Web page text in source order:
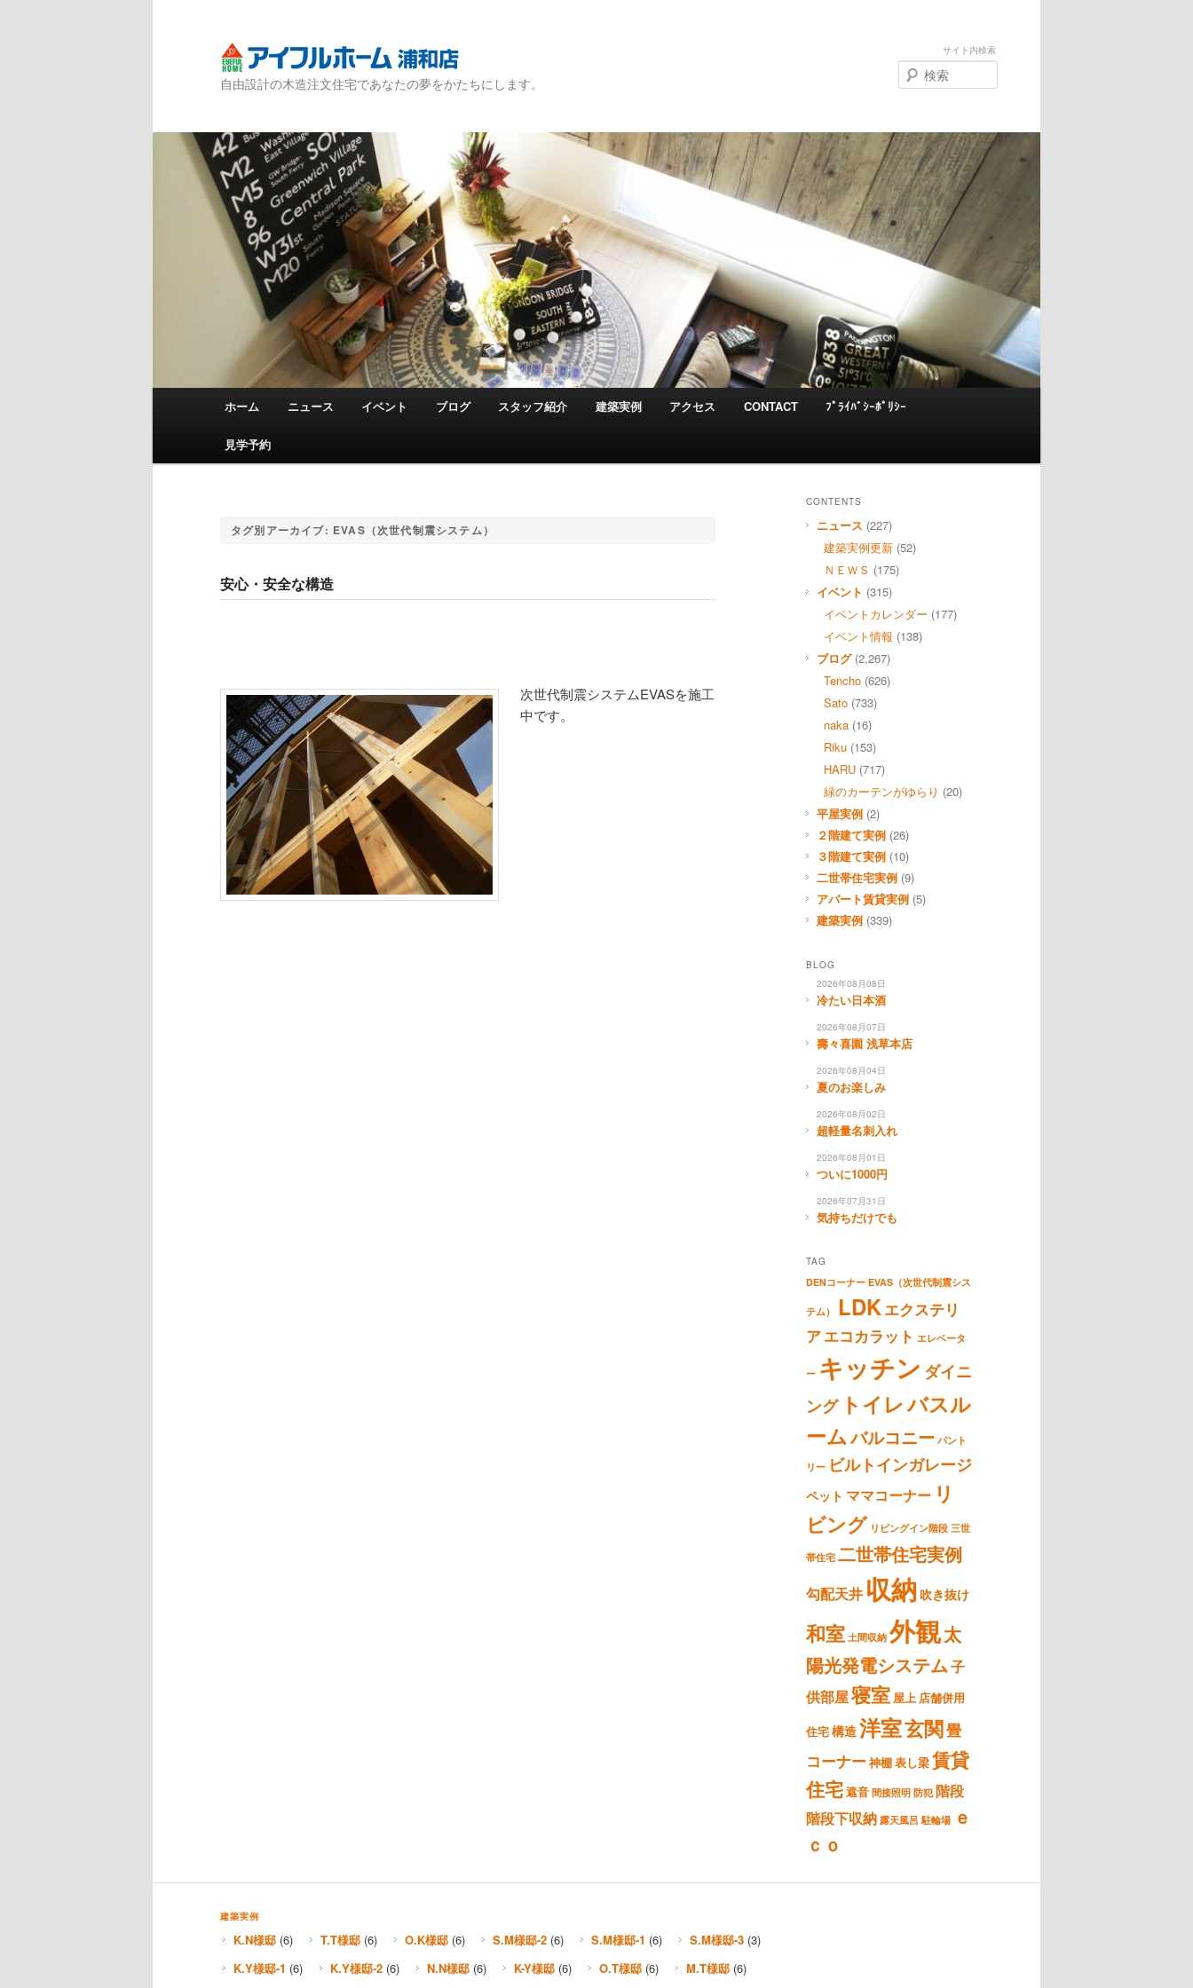
自由設計の木造注文住宅であなたの夢をかたちにします。
サイト内検索
メインコンテンツへ移動
サブコンテンツへ移動
ホーム ニュース イベント ブログ スタッフ紹介 建築実例 アクセス CONTACT ﾌﾟﾗｲﾊﾞｼｰﾎﾟﾘｼｰ
見学予約
タグ別アーカイブ: EVAS（次世代制震システム）
安心・安全な構造
次世代制震システムEVASを施工
中です。
CONTENTS
ニュース (227)
建築実例更新 (52)
ＮＥＷＳ (175)
イベント (315)
イベントカレンダー (177)
イベント情報 (138)
ブログ(2,267)
Tencho (626)
Sato (733)
naka (16)
Riku (153)
HARU (717)
緑のカーテンがゆらり (20)
平屋実例 (2)
２階建て実例 (26)
３階建て実例 (10)
二世帯住宅実例 (9)
アパート賃貸実例 (5)
建築実例 (339)
BLOG
2026年08月08日
冷たい日本酒
2026年08月07日
壽々喜園 浅草本店
2026年08月04日
夏のお楽しみ
2026年08月02日
超軽量名刺入れ
2026年08月01日
ついに1000円
2026年07月31日
気持ちだけでも
TAG
DENコーナー EVAS（次世代制震シス
テム） LDKエクステリ
アエコカラット エレベータ
ー キッチン ダイニ
ング トイレバスル
ームバルコニー パント
リー ビルトインガレージ
ペット ママコーナー リ
ビング リビングイン階段 三世
帯住宅 二世帯住宅実例
勾配天井 収納 吹き抜け
和室 土間収納 外観太
陽光発電システム子
供部屋寝室 屋上 店舗併用
住宅構造洋室玄関畳
コーナー神棚表し梁賃貸
住宅遮音 間接照明 防犯 階段
階段下収納 露天風呂 駐輪場 ｅ
ｃｏ
建築実例
K.N様邸 (6) T.T様邸 (6) O.K様邸 (6) S.M様邸-2 (6) S.M様邸-1 (6) S.M様邸-3 (3)
K.Y様邸-1 (6) K.Y様邸-2 (6) N.N様邸 (6) K-Y様邸 (6) O.T様邸 (6) M.T様邸 (6)